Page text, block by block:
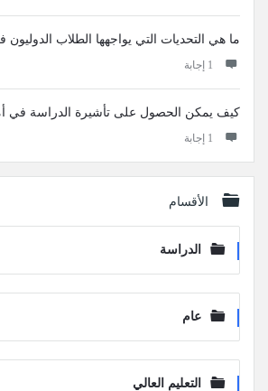
ما هي التحديات التي يواجهها الطلاب الدوليون
‫1 إجابة
كيف يمكن الحصول على تأشيرة الدراسة في
‫1 إجابة
الأقسام
الدراسة
عام
التعليم العالي